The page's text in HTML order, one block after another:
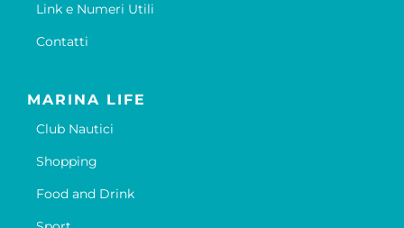
Link e Numeri Utili
Contatti
MARINA LIFE
Club Nautici
Shopping
Food and Drink